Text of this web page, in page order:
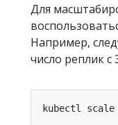
Для
Например,
число реплик с
kubectl scale